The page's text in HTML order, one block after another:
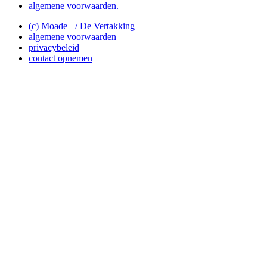
algemene voorwaarden.
(c) Moade+ / De Vertakking
algemene voorwaarden
privacybeleid
contact opnemen